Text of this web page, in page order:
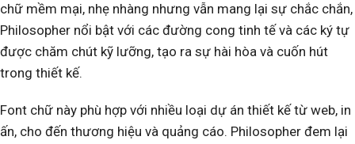
chữ mềm mại, nhẹ nhàng nhưng vẫn mang lại sự chắc chắn,
Philosopher nổi bật với các đường cong tinh tế và các ký tự
được chăm chút kỹ lưỡng, tạo ra sự hài hòa và cuốn hút
trong thiết kế.
Font chữ này phù hợp với nhiều loại dự án thiết kế từ web, in
ấn, cho đến thương hiệu và quảng cáo. Philosopher đem lại